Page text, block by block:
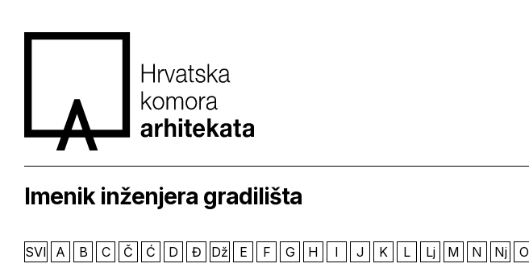
Imenik inženjera gradilišta
SVI A B C Č Ć D Đ Dž E F G H I J K L Lj M N Nj O